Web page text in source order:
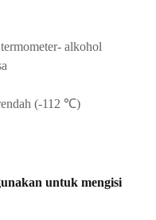
- alkohol
(-112 ℃)
untuk mengisi